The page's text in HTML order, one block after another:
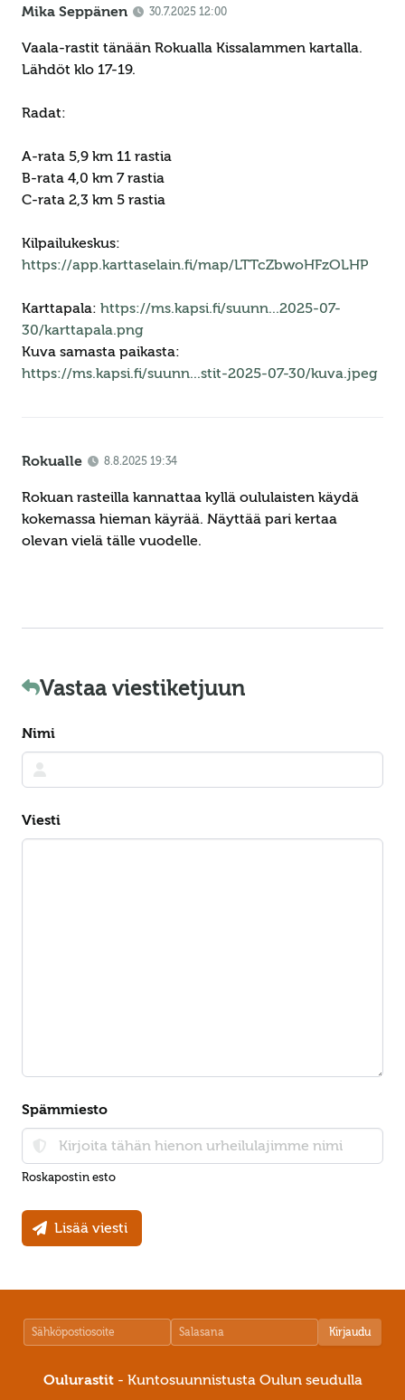
Mika Seppänen 30.7.2025 12:00
Vaala-rastit tänään Rokualla Kissalammen kartalla.
Lähdöt klo 17-19.
Radat:
A-rata 5,9 km 11 rastia
B-rata 4,0 km 7 rastia
C-rata 2,3 km 5 rastia
Kilpailukeskus:
https://app.karttaselain.fi/map/LTTcZbwoHFzOLHP
Karttapala: https://ms.kapsi.fi/suunn...2025-07-
30/karttapala.png
Kuva samasta paikasta:
https://ms.kapsi.fi/suunn...stit-2025-07-30/kuva.jpeg
Rokualle 8.8.2025 19:34
Rokuan rasteilla kannattaa kyllä oululaisten käydä
kokemassa hieman käyrää. Näyttää pari kertaa
olevan vielä tälle vuodelle.
Vastaa viestiketjuun
Nimi
Viesti
Spämmiesto
Roskapostin esto
Lisää viesti
Kirjaudu
Oulurastit- Kuntosuunnistusta Oulun seudulla